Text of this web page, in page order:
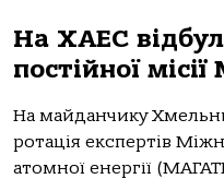
На ХАЕС
постійної
На майданчику
ротація експертів
атомної енергії